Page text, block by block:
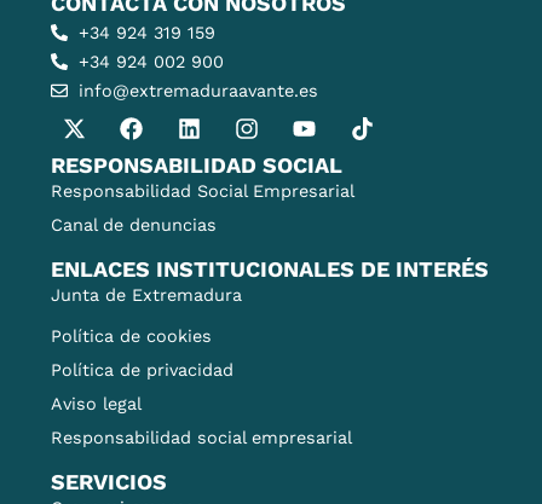
+34 924 319 159
+34 924 002 900
info@extremaduraavante.es
RESPONSABILIDAD SOCIAL
Responsabilidad Social Empresarial
Canal de denuncias
ENLACES INSTITUCIONALES DE INTERÉS
Junta de Extremadura
Política de cookies
Política de privacidad
Aviso legal
Responsabilidad social empresarial
SERVICIOS